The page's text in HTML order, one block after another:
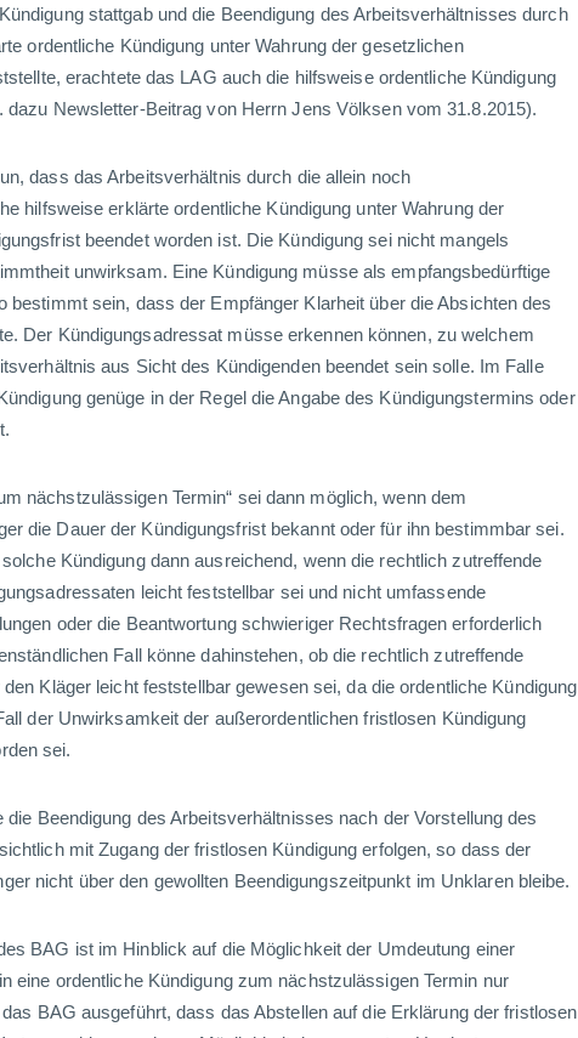
stattgab und die Beendigung des Arbeitsverhältnisses durch
ordentliche Kündigung unter Wahrung der gesetzlichen
erachtete das LAG auch die hilfsweise ordentliche Kündigung
dazu Newsletter-Beitrag von Herrn Jens Völksen vom 31.8.2015).
dass das Arbeitsverhältnis durch die allein noch
hilfsweise erklärte ordentliche Kündigung unter Wahrung der
beendet worden ist. Die Kündigung sei nicht mangels
unwirksam. Eine Kündigung müsse als empfangsbedürftige
bestimmt sein, dass der Empfänger Klarheit über die Absichten des
Der Kündigungsadressat müsse erkennen können, zu welchem
aus Sicht des Kündigenden beendet sein solle. Im Falle
genüge in der Regel die Angabe des Kündigungstermins oder
nächstzulässigen Termin“ sei dann möglich, wenn dem
die Dauer der Kündigungsfrist bekannt oder für ihn bestimmbar sei.
Kündigung dann ausreichend, wenn die rechtlich zutreffende
leicht feststellbar sei und nicht umfassende
oder die Beantwortung schwieriger Rechtsfragen erforderlich
Fall könne dahinstehen, ob die rechtlich zutreffende
Kläger leicht feststellbar gewesen sei, da die ordentliche Kündigung
der Unwirksamkeit der außerordentlichen fristlosen Kündigung
sei.
die Beendigung des Arbeitsverhältnisses nach der Vorstellung des
mit Zugang der fristlosen Kündigung erfolgen, so dass der
nicht über den gewollten Beendigungszeitpunkt im Unklaren bleibe.
BAG ist im Hinblick auf die Möglichkeit der Umdeutung einer
eine ordentliche Kündigung zum nächstzulässigen Termin nur
BAG ausgeführt, dass das Abstellen auf die Erklärung der fristlosen